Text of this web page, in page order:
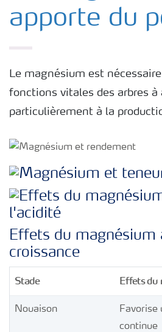
apporte du
Le magnésium est
fonctions vitales des arbres à
particulièrement à la
Effets du magnésium
croissance
Stade Effets
Nouaison
Favorise
continue